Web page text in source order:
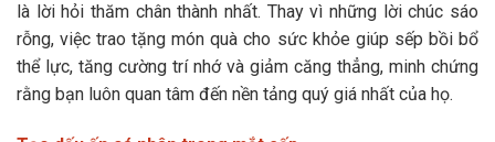
là lời hỏi thăm chân thành nhất. Thay vì những lời chúc sáo
rỗng, việc trao tặng món quà cho sức khỏe giúp sếp bồi bổ
thể lực, tăng cường trí nhớ và giảm căng thẳng, minh chứng
rằng bạn luôn quan tâm đến nền tảng quý giá nhất của họ.